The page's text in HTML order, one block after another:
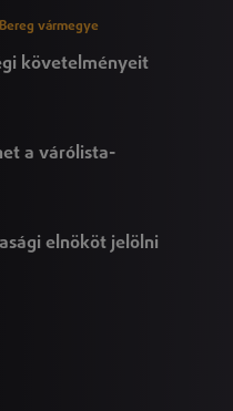
vármegye
követelményeit
a várólista-
elnököt jelölni